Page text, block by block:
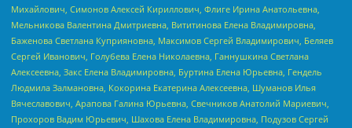
Михайлович, Симонов Алексей Кириллович, Флиге Ирина Анатольевна,
Мельникова Валентина Дмитриевна, Вититинова Елена Владимировна,
Баженова Светлана Куприяновна, Максимов Сергей Владимирович, Беляев
Сергей Иванович, Голубева Елена Николаевна, Ганнушкина Светлана
Алексеевна, Закс Елена Владимировна, Буртина Елена Юрьевна, Гендель
Людмила Залмановна, Кокорина Екатерина Алексеевна, Шуманов Илья
Вячеславович, Арапова Галина Юрьевна, Свечников Анатолий Мариевич,
Прохоров Вадим Юрьевич, Шахова Елена Владимировна, Подузов Сергей